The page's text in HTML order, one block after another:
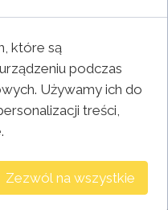
które są
podczas
Używamy ich do
treści,
Zezwól na wszystkie